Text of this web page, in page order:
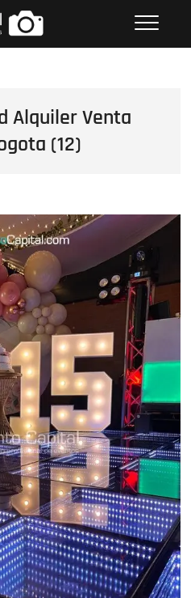
FOTOS GRUPO EMPRESARIAL
Alquiler Venta
(12)